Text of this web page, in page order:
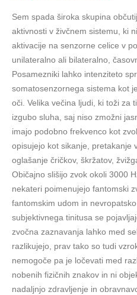
Sem spada široka skupina
aktivnosti v živčnem sistemu, ki
aktivacije na senzorne celice v
unilateralno ali bilateralno,
Posamezniki lahko intenziteto
somatosenzornega sistema kot
oči. Velika večina ljudi, ki toži za
izgubo sluha, saj niso zmožni
imajo podobno frekvenco kot
opisujejo kot sikanje, pretakanje
oglašanje čričkov, škržatov,
Običajno slišijo zvok okoli 3000
nekateri poimenujejo fantomski
fantomskim udom in
subjektivnega tinitusa se
zvočna zaznavanja lahko med
razlikujejo, prav tako so tudi
nemogoče pa je ločevati med
nobenih fizičnih znakov in ni
nadaljnjo zdravljenje in